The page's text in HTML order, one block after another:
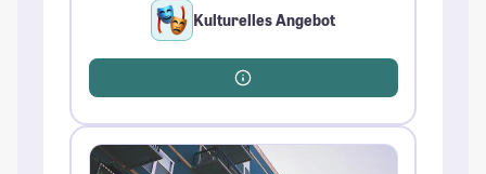
Kulturelles Angebot